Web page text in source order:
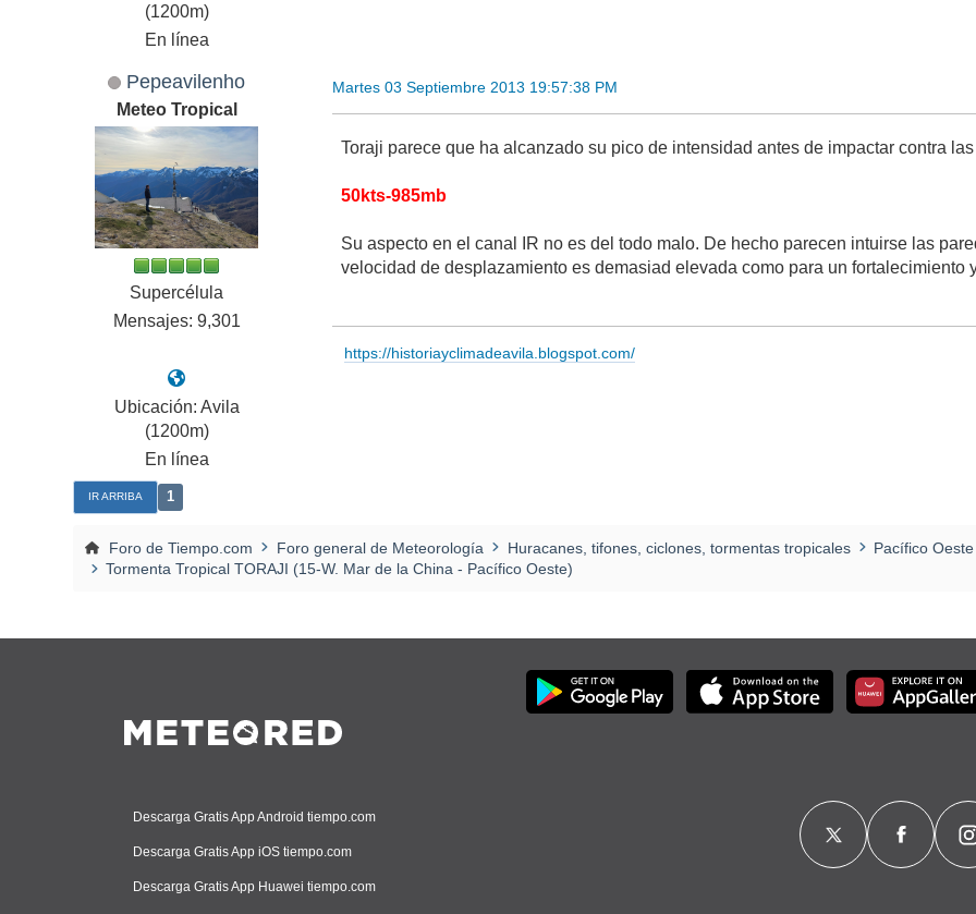
(1200m)
En línea
Pepeavilenho
Meteo Tropical
Supercélula
Mensajes: 9,301
Ubicación: Avila
(1200m)
En línea
Martes 03 Septiembre 2013 19:57:38 PM
Toraji parece que ha alcanzado su pico de intensidad antes de impactar contra
50kts-985mb
Su aspecto en el canal IR no es del todo malo. De hecho parecen intuirse las
velocidad de desplazamiento es demasiad elevada como para un fortalecimiento
https://historiayclimadeavila.blogspot.com/
IR ARRIBA 1
Foro de Tiempo.com Foro general de Meteorología Huracanes, tifones, ciclones, tormentas tropicales
Pacífico Oeste
Tormenta Tropical TORAJI (15-W. Mar de la China - Pacífico Oeste)
Descarga Gratis App Android tiempo.com
Descarga Gratis App iOS tiempo.com
Descarga Gratis App Huawei tiempo.com